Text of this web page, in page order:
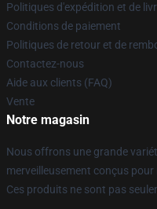
Politiques d'expédition et de
Conditions de paiement
Politiques de retour et de
Contactez-nous
Aide aux clients (FAQ)
Vente
Notre magasin
Nous offrons une grande
merveilleusement conçus
Ces produits ne sont pas